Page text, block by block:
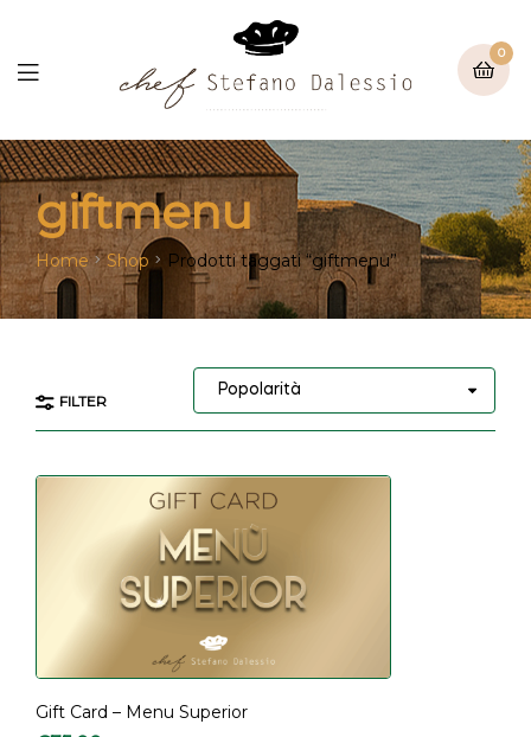
0
giftmenu
Home Shop Prodotti taggati “giftmenu”
FILTER
Gift Card – Menu Superior